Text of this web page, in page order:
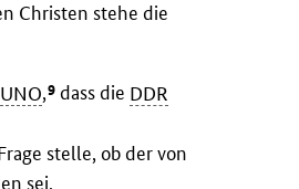
Christen stehe die
UNO,9 dass die DDR
stelle, ob der von
sei.